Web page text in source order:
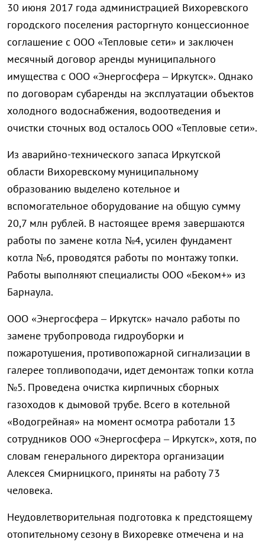
30 июня 2017 года администрацией Вихоревского
городского поселения расторгнуто концессионное
соглашение с ООО «Тепловые сети» и заключен
месячный договор аренды муниципального
имущества с ООО «Энергосфера – Иркутск». Однако
по договорам субаренды на эксплуатации объектов
холодного водоснабжения, водоотведения и
очистки сточных вод осталось ООО «Тепловые сети».
Из аварийно-технического запаса Иркутской
области Вихоревскому муниципальному
образованию выделено котельное и
вспомогательное оборудование на общую сумму
20,7 млн рублей. В настоящее время завершаются
работы по замене котла №4, усилен фундамент
котла №6, проводятся работы по монтажу топки.
Работы выполняют специалисты ООО «Беком+» из
Барнаула.
ООО «Энергосфера – Иркутск» начало работы по
замене трубопровода гидроуборки и
пожаротушения, противопожарной сигнализации в
галерее топливоподачи, идет демонтаж топки котла
№5. Проведена очистка кирпичных сборных
газоходов к дымовой трубе. Всего в котельной
«Водогрейная» на момент осмотра работали 13
сотрудников ООО «Энергосфера – Иркутск», хотя, по
словам генерального директора организации
Алексея Смирницкого, приняты на работу 73
человека.
Неудовлетворительная подготовка к предстоящему
отопительному сезону в Вихоревке отмечена и на